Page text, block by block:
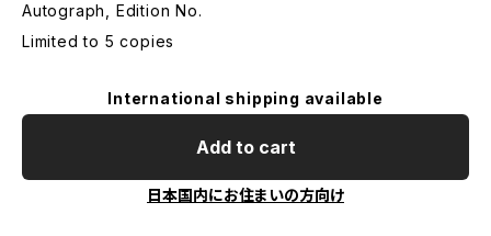
Autograph, Edition No.
Limited to 5 copies
International shipping available
Add to cart
日本国内にお住まいの方向け